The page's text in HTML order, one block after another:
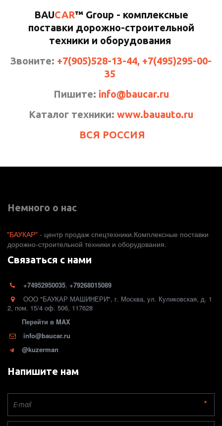
BAUCAR™ Group - комплексные
поставки дорожно-строительной
техники и оборудования
Звоните: +7(905)528-13-44, +7(495)295-00-
35
Пишите: info@baucar.ru
Каталог техники: www.bauauto.ru
ВСЯ РОССИЯ
Немного о нас
"БАУКАР" - центр продаж спецтехники.Комплексные поставки
дорожно-строительной техники и оборудования.
Связаться с нами
+74952950035, +79268015089
ООО "БАУКАР МАШИНЕРИ", г. Москва, ул. Куликовская, д. 1
2, пом. 15/4 оф. 506, 117628
Перейти в MAX
info@baucar.ru
@kuzerman
Напишите нам
*